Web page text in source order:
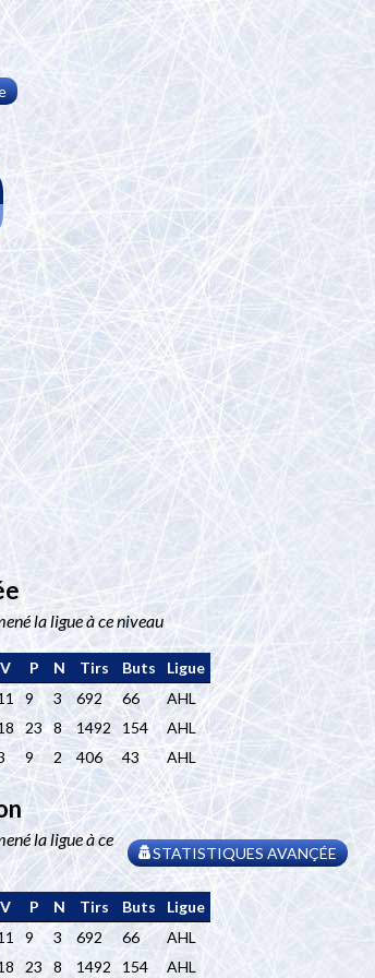
la ligue à ce niveau
V P N Tirs Buts
Ligue
9 3 692 66
AHL
23 8 1492 154
AHL
9 2 406 43 AHL
STATISTIQUES AVANÇÉE
la ligue à ce
V P N Tirs Buts
Ligue
9 3 692 66
AHL
23 8 1492 154 AHL